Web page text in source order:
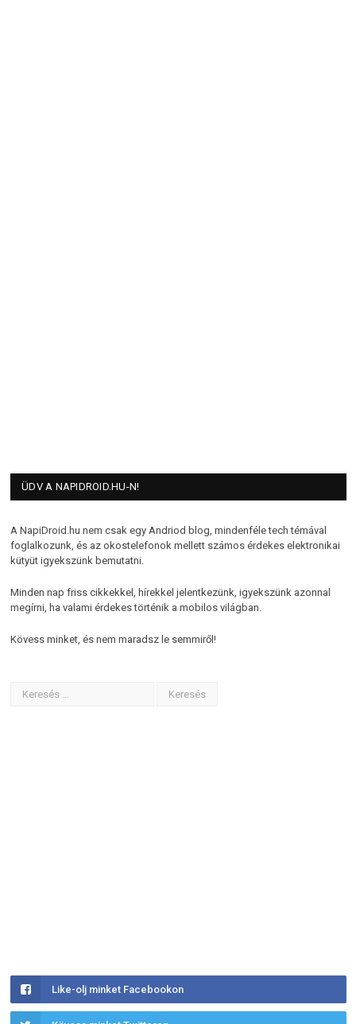
ÜDV A NAPIDROID.HU-N!
A NapiDroid.hu nem csak egy Andriod blog, mindenféle tech témával
foglalkozunk, és az okostelefonok mellett számos érdekes elektronikai
kütyüt igyekszünk bemutatni.
Minden nap friss cikkekkel, hírekkel jelentkezünk, igyekszünk azonnal
megírni, ha valami érdekes történik a mobilos világban.
Kövess minket, és nem maradsz le semmiről!
Like-olj minket Facebookon